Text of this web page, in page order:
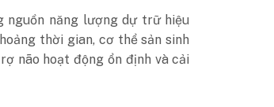
nguồn năng lượng dự trữ hiệu
thời gian, cơ thể sản sinh
não hoạt động ổn định và cải